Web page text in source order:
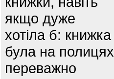
якщо дуже
хотіла б: книжка
була на полицях
переважно